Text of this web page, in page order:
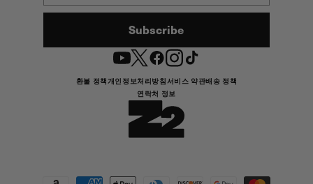
Subscribe
YouTubeTwitterFacebookInstagram
TikTok
환불 정책개인정보처리방침서비스 약관배송 정책
연락처 정보